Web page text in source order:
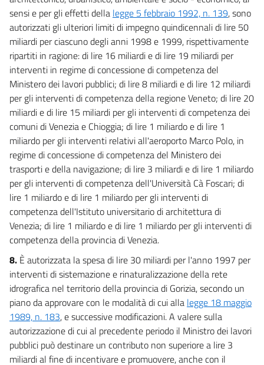
sensi e per gli effetti della legge 5 febbraio 1992, n. 139, sono
autorizzati gli ulteriori limiti di impegno quindicennali di lire 50
miliardi per ciascuno degli anni 1998 e 1999, rispettivamente
ripartiti in ragione: di lire 16 miliardi e di lire 19 miliardi per
interventi in regime di concessione di competenza del
Ministero dei lavori pubblici; di lire 8 miliardi e di lire 12 miliardi
per gli interventi di competenza della regione Veneto; di lire 20
miliardi e di lire 15 miliardi per gli interventi di competenza dei
comuni di Venezia e Chioggia; di lire 1 miliardo e di lire 1
miliardo per gli interventi relativi all'aeroporto Marco Polo, in
regime di concessione di competenza del Ministero dei
trasporti e della navigazione; di lire 3 miliardi e di lire 1 miliardo
per gli interventi di competenza dell'Università Cà Foscari; di
lire 1 miliardo e di lire 1 miliardo per gli interventi di
competenza dell'Istituto universitario di architettura di
Venezia; di lire 1 miliardo e di lire 1 miliardo per gli interventi di
competenza della provincia di Venezia.
8. È autorizzata la spesa di lire 30 miliardi per l'anno 1997 per
interventi di sistemazione e rinaturalizzazione della rete
idrografica nel territorio della provincia di Gorizia, secondo un
piano da approvare con le modalità di cui alla legge 18 maggio
1989, n. 183, e successive modificazioni. A valere sulla
autorizzazione di cui al precedente periodo il Ministro dei lavori
pubblici può destinare un contributo non superiore a lire 3
miliardi al fine di incentivare e promuovere, anche con il